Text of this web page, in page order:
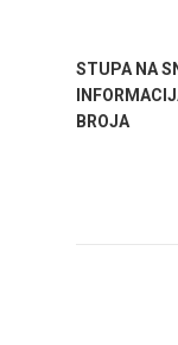
STUPA NA
BROJA